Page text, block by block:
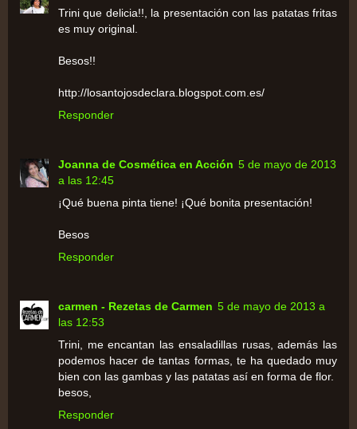
Trini que delicia!!, la presentación con las patatas fritas
es muy original.
Besos!!
http://losantojosdeclara.blogspot.com.es/
Responder
Joanna de Cosmética en Acción 5 de mayo de 2013
a las 12:45
¡Qué buena pinta tiene! ¡Qué bonita presentación!
Besos
Responder
carmen - Rezetas de Carmen 5 de mayo de 2013 a
las 12:53
Trini, me encantan las ensaladillas rusas, además las
podemos hacer de tantas formas, te ha quedado muy
bien con las gambas y las patatas así en forma de flor.
besos,
Responder